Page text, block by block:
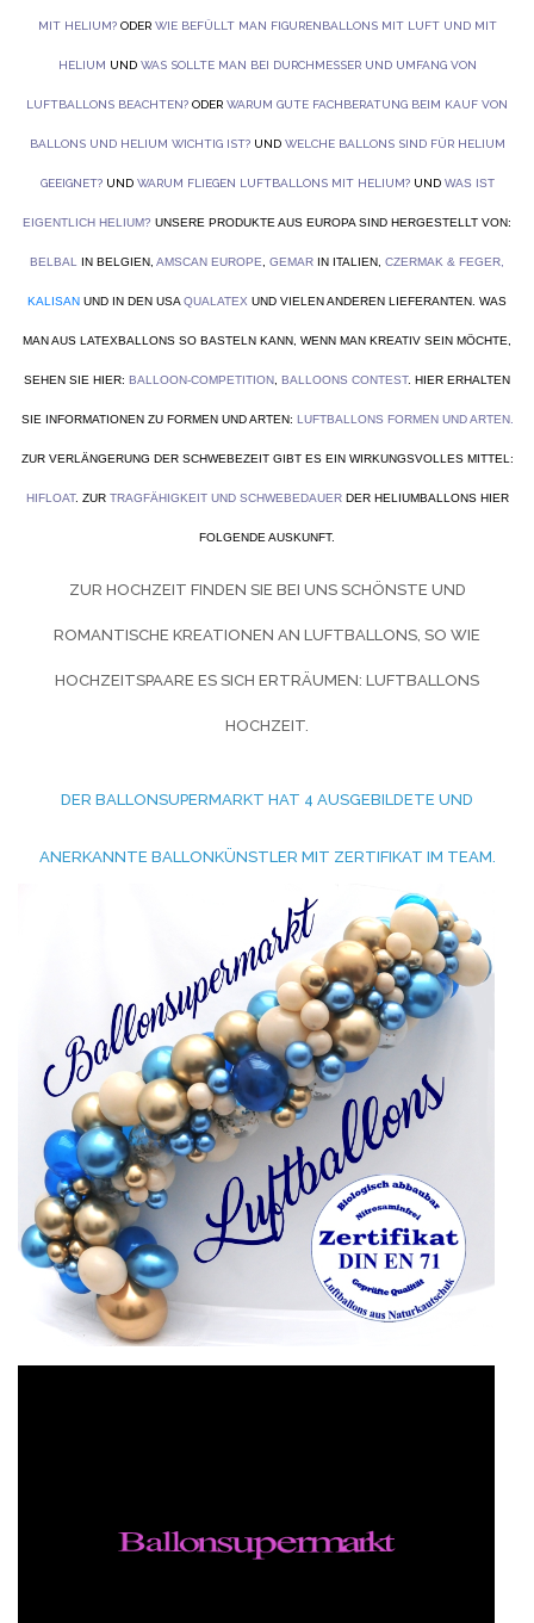
MIT HELIUM?ODER WIE BEFÜLLT MAN FIGURENBALLONS MIT LUFT UND MIT
HELIUM UND WAS SOLLTE MAN BEI DURCHMESSER UND UMFANG VON
LUFTBALLONS BEACHTEN? ODER WARUM GUTE FACHBERATUNG BEIM KAUF VON
BALLONS UND HELIUM WICHTIG IST?UND WELCHE BALLONS SIND FÜR HELIUM
GEEIGNET?UND WARUM FLIEGEN LUFTBALLONS MIT HELIUM?UND WAS IST
EIGENTLICH HELIUM? UNSERE PRODUKTE AUS EUROPA SIND HERGESTELLT VON:
BELBAL IN BELGIEN, AMSCAN EUROPE GEMAR IN ITALIEN, CZERMAK & FEGER
KALISAN UND IN DEN USA QUALATEX UND VIELEN ANDEREN LIEFERANTEN. WAS
MAN AUS LATEXBALLONS SO BASTELN KANN, WENN MAN KREATIV SEIN MÖCHTE,
SEHEN SIE HIER: BALLOON-COMPETITION BALLOONS CONTEST. HIER ERHALTEN
SIE INFORMATIONEN ZU FORMEN UND ARTEN: LUFTBALLONS FORMEN UND ARTEN.
ZUR VERLÄNGERUNG DER SCHWEBEZEIT GIBT ES EIN WIRKUNGSVOLLES MITTEL:
HIFLOAT. ZUR TRAGFÄHIGKEIT UND SCHWEBEDAUERDER HELIUMBALLONS HIER
FOLGENDE AUSKUNFT.
ZUR HOCHZEIT FINDEN SIE BEI UNS SCHÖNSTE UND
ROMANTISCHE KREATIONEN AN LUFTBALLONS, SO WIE
HOCHZEITSPAARE ES SICH ERTRÄUMEN: LUFTBALLONS
HOCHZEIT.
DER BALLONSUPERMARKT HAT 4 AUSGEBILDETE UND
ANERKANNTE BALLONKÜNSTLER MIT ZERTIFIKAT IM TEAM.